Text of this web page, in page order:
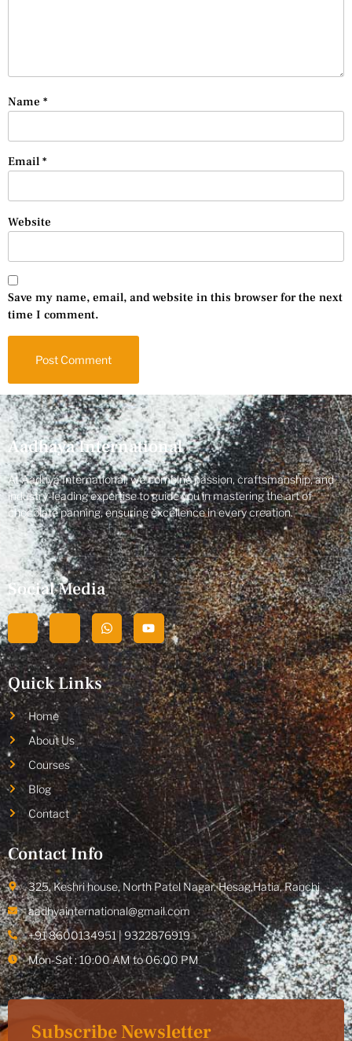
Name *
Email *
Website
Save my name, email, and website in this browser for the next
time I comment.
Aadhaya International
At Aadhya International, we combine passion, craftsmanship, and
industry-leading expertise to guide you in mastering the art of
chocolate panning, ensuring excellence in every creation.
Social Media
Quick Links
Home
About Us
Courses
Blog
Contact
Contact Info
325, Keshri house, North Patel Nagar, Hesag,Hatia, Ranchi
aadhyainternational@gmail.com
+91 8600134951 | 9322876919
Mon-Sat : 10:00 AM to 06:00 PM
Subscribe Newsletter